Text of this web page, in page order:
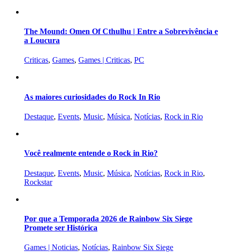
The Mound: Omen Of Cthulhu | Entre a Sobrevivência e
a Loucura
Criticas, Games, Games | Criticas, PC
As maiores curiosidades do Rock In Rio
Destaque, Events, Music, Música, Notícias, Rock in Rio
Você realmente entende o Rock in Rio?
Destaque, Events, Music, Música, Notícias, Rock in Rio,
Rockstar
Por que a Temporada 2026 de Rainbow Six Siege
Promete ser Histórica
Games | Noticias, Notícias, Rainbow Six Siege